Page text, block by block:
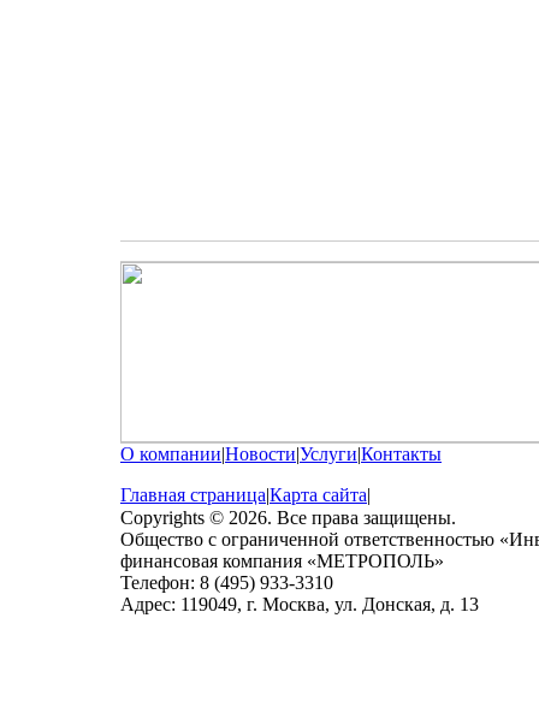
О компании|Новости|Услуги|Контакты
Главная страница|Карта сайта|
Copyrights © 2026. Все права защищены.
Общество с ограниченной ответственностью
финансовая компания «МЕТРОПОЛЬ»
Телефон: 8 (495) 933-3310
Адрес: 119049, г. Москва, ул. Донская, д. 13